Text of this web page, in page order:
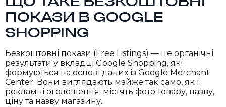
ПОКАЗИ В GOOGLE
SHOPPING
Безкоштовні покази (Free Listings) — це органічні
результати у вкладці Google Shopping, які
формуються на основі даних із Google Merchant
Center. Вони виглядають майже так само, як і
рекламні оголошення: містять фото товару, назву,
ціну та назву магазину.